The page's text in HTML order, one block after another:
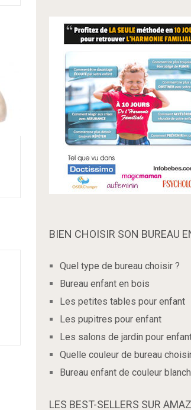
BIEN CHOISIR SON BUREAU
Quel type de bureau choisir ?
Bureau enfant en bois
Les petites tables pour enfant
Les pupitres pour enfant
Les salons de jardin pour
Quelle couleur de bureau
Bureau enfant de couleur
LES BEST-SELLERS SUR